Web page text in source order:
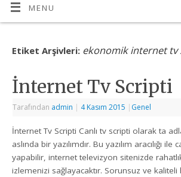
MENU
Etiket Arşivleri: ekonomik internet tv
İnternet Tv Scripti
Tarafından admin | 4 Kasım 2015 | Genel
İnternet Tv Scripti Canlı tv scripti olarak ta
aslında bir yazılımdır. Bu yazılım aracılığı ile
yapabilir, internet televizyon sitenizde
izlemenizi sağlayacaktır. Sorunsuz ve kaliteli